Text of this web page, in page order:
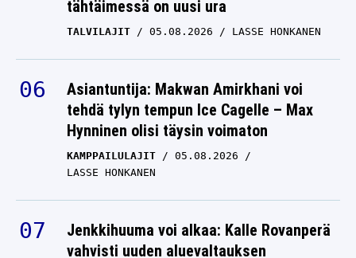
TALVILAJIT 05.08.2026
Asiantuntija: Makwan Amirkhani voi
tehdä tylyn tempun Ice Cagelle – Max
Hynninen olisi täysin voimaton
KAMPPAILULAJIT
05.08.2026
Jenkkihuuma voi alkaa: Kalle Rovanperä
vahvisti uuden aluevaltauksen
RALLI 05.08.2026 LASSE HONKANEN